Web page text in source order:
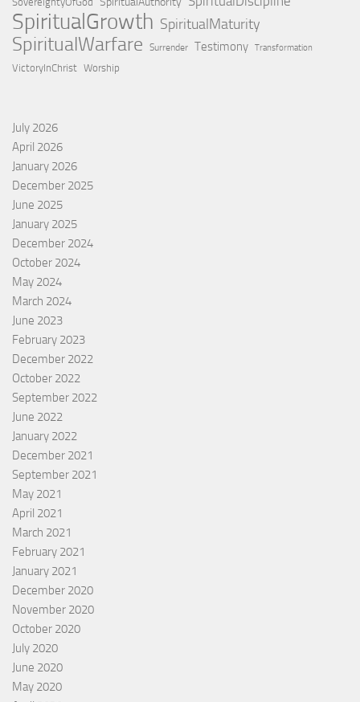
SpiritualGrowth SpiritualMaturity
SpiritualWarfare Surrender Testimony Transformation
VictoryInChrist Worship
July 2026
April 2026
January 2026
December 2025
June 2025
January 2025
December 2024
October 2024
May 2024
March 2024
June 2023
February 2023
December 2022
October 2022
September 2022
June 2022
January 2022
December 2021
September 2021
May 2021
April 2021
March 2021
February 2021
January 2021
December 2020
November 2020
October 2020
July 2020
June 2020
May 2020